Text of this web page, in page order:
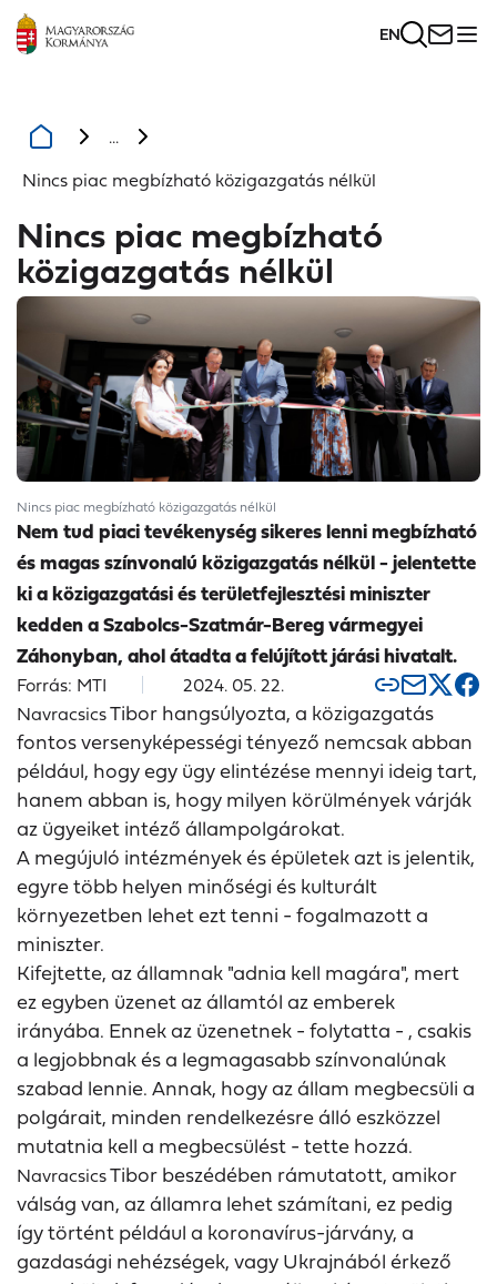
EN
...
Nincs piac megbízható közigazgatás nélkül
Nincs piac megbízható
közigazgatás nélkül
Nincs piac megbízható közigazgatás nélkül
Nem tud piaci tevékenység sikeres lenni megbízható
és magas színvonalú közigazgatás nélkül - jelentette
ki a közigazgatási és területfejlesztési miniszter
kedden a Szabolcs-Szatmár-Bereg vármegyei
Záhonyban, ahol átadta a felújított járási hivatalt.
Forrás: MTI
2024. 05. 22.
NavracsicsTibor hangsúlyozta, a közigazgatás
fontos versenyképességi tényező nemcsak abban
például, hogy egy ügy elintézése mennyi ideig tart,
hanem abban is, hogy milyen körülmények várják
az ügyeiket intéző állampolgárokat.
A megújuló intézmények és épületek azt is jelentik,
egyre több helyen minőségi és kulturált
környezetben lehet ezt tenni - fogalmazott a
miniszter.
Kifejtette, az államnak "adnia kell magára", mert
ez egyben üzenet az államtól az emberek
irányába. Ennek az üzenetnek - folytatta - , csakis
a legjobbnak és a legmagasabb színvonalúnak
szabad lennie. Annak, hogy az állam megbecsüli a
polgárait, minden rendelkezésre álló eszközzel
mutatnia kell a megbecsülést - tette hozzá.
NavracsicsTibor beszédében rámutatott, amikor
válság van, az államra lehet számítani, ez pedig
így történt például a koronavírus-járvány, a
gazdasági nehézségek, vagy Ukrajnából érkező